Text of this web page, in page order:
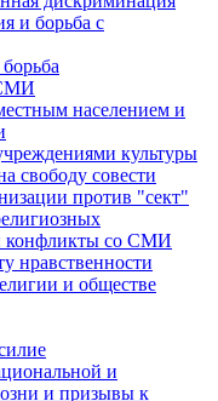
и борьба с
населением и
культуры
свободу совести
против "сект"
конфликты со СМИ
нравственности
и обществе
и
и призывы к